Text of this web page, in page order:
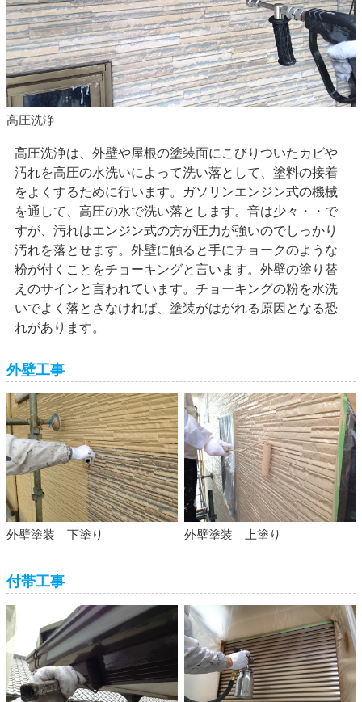
高圧洗浄
高圧洗浄は、外壁や屋根の塗装面にこびりついたカビや
汚れを高圧の水洗いによって洗い落として、塗料の接着
をよくするために行います。ガソリンエンジン式の機械
を通して、高圧の水で洗い落とします。音は少々・・で
すが、汚れはエンジン式の方が圧力が強いのでしっかり
汚れを落とせます。外壁に触ると手にチョークのような
粉が付くことをチョーキングと言います。外壁の塗り替
えのサインと言われています。チョーキングの粉を水洗
いでよく落とさなければ、塗装がはがれる原因となる恐
れがあります。
外壁工事
外壁塗装 下塗り 外壁塗装 上塗り
付帯工事